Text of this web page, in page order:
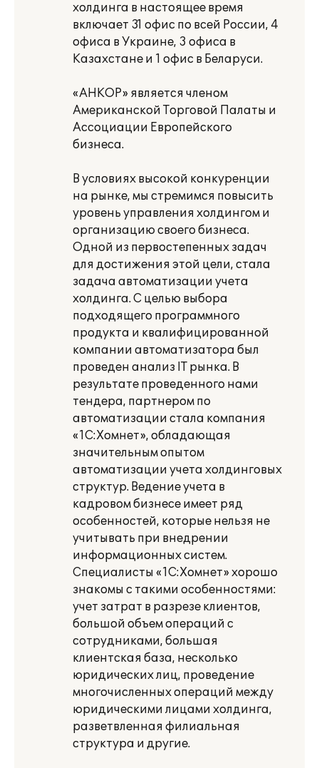
холдинга в настоящее время
включает 31 офис по всей России, 4
офиса в Украине, 3 офиса в
Казахстане и 1 офис в Беларуси.
«АНКОР» является членом
Американской Торговой Палаты и
Ассоциации Европейского
бизнеса.
В условиях высокой конкуренции
на рынке, мы стремимся повысить
уровень управления холдингом и
организацию своего бизнеса.
Одной из первостепенных задач
для достижения этой цели, стала
задача автоматизации учета
холдинга. С целью выбора
подходящего программного
продукта и квалифицированной
компании автоматизатора был
проведен анализ IT рынка. В
результате проведенного нами
тендера, партнером по
автоматизации стала компания
«1С:Хомнет», обладающая
значительным опытом
автоматизации учета холдинговых
структур. Ведение учета в
кадровом бизнесе имеет ряд
особенностей, которые нельзя не
учитывать при внедрении
информационных систем.
Специалисты «1С:Хомнет» хорошо
знакомы с такими особенностями:
учет затрат в разрезе клиентов,
большой объем операций с
сотрудниками, большая
клиентская база, несколько
юридических лиц, проведение
многочисленных операций между
юридическими лицами холдинга,
разветвленная филиальная
структура и другие.